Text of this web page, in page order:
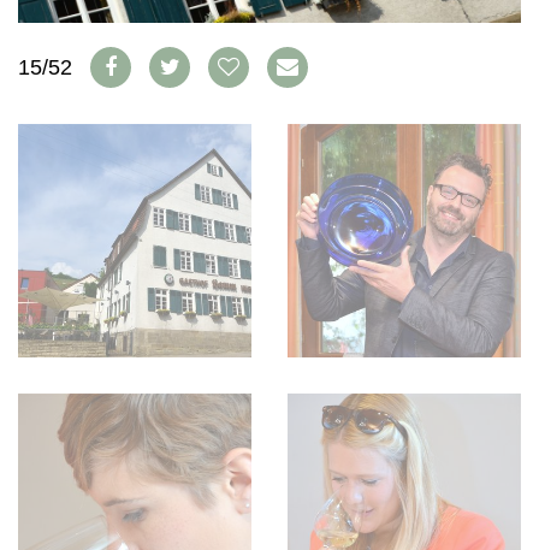
ABO
AUSGABE
ARCHIV
BÜCHER
WEINSZENE
PORTRAITS
VINOPHILES
ANMELDEN
GEWINNSPIELE
TRINKREIFETABELLE
WEINSUCHE
NEWSLETTER
WINE TRADE CLUB
REDAKTION
WERBUNG
PRESSE
IMPRESSUM
AGB & DATENSCHUTZ
15/52